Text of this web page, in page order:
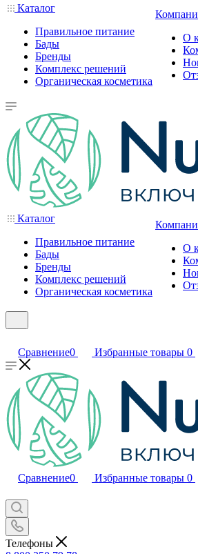
Каталог
Правильное питание
Бады
Бренды
Комплекс решений
Органическая косметика
О
Каталог
Правильное питание
Бады
Бренды
Комплекс решений
Органическая косметика
О
Сравнение0 Избранные товары 0
Сравнение0 Избранные товары 0
Телефоны